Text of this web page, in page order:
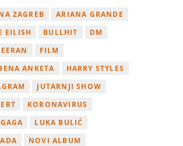
ZAGREB
ARIANA GRANDE
EILISH
BULLHIT
DM
FILM
ANKETA
HARRY STYLES
JUTARNJI SHOW
KORONAVIRUS
LUKA BULIĆ
NOVI ALBUM